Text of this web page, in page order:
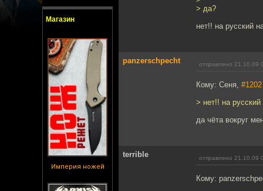
Магазин
Империя ножей
> да?
нет!! на русский
panzerschpecht отправлено 21.10.09
Кому: Сеня, #1202
> нет!! на
да чёта вокруг
terrible отправлено 21.10.09
Кому: